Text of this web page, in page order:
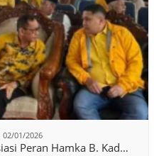
02/01/2026
Peran Hamka B. Kad…